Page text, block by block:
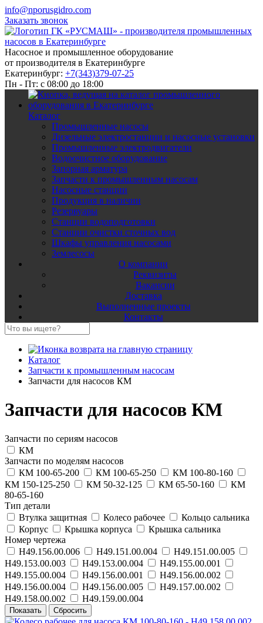
info@nporusgidro.com
Заказать звонок
Насосное и промышленное оборудование
от производителя в Екатеринбурге
Екатеринбург: +7(343)379-07-25
Пн - Пт: с 08:00 до 18:00
Каталог
Промышленные насосы
Дизельные электростанции и насосные установки
Промышленные электродвигатели
Водоочистное оборудование
Запорная арматура
Запчасти к промышленным насосам
Насосные станции
Продукция в наличии
Резервуары
Станции водоподготовки
Станции очистки сточных вод
Шкафы управления насосами
Землесосы
О компании
Реквизиты
Вакансии
Доставка
Выполненные проекты
Контакты
Каталог
Запчасти к промышленным насосам
Запчасти для насосов КМ
Запчасти для насосов КМ
Запчасти по сериям насосов
КМ
Запчасти по моделям насосов
КМ 100-65-200
КМ 100-65-250
КМ 100-80-160
КМ 150-125-250
КМ 50-32-125 КМ 65-50-160
КМ
80-65-160
Тип детали
Втулка защитная
Колесо рабочее
Кольцо сальника
Корпус
Крышка корпуса
Крышка сальника
Номер чертежа
Н49.156.00.006
Н49.151.00.004
Н49.151.00.005
Н49.153.00.003
Н49.153.00.004
Н49.155.00.001
Н49.155.00.004
Н49.156.00.001
Н49.156.00.002
Н49.156.00.004
Н49.156.00.005
Н49.157.00.002
Н49.158.00.002
Н49.159.00.004